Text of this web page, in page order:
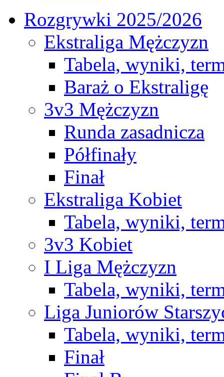
Rozgrywki 2025/2026
Ekstraliga Mężczyzn
Tabela, wyniki,
Baraż o Ekstraligę
3v3 Mężczyzn
Runda zasadnicza
Półfinały
Finał
Ekstraliga Kobiet
Tabela, wyniki,
3v3 Kobiet
I Liga Mężczyzn
Tabela, wyniki,
Liga Juniorów
Tabela, wyniki,
Finał